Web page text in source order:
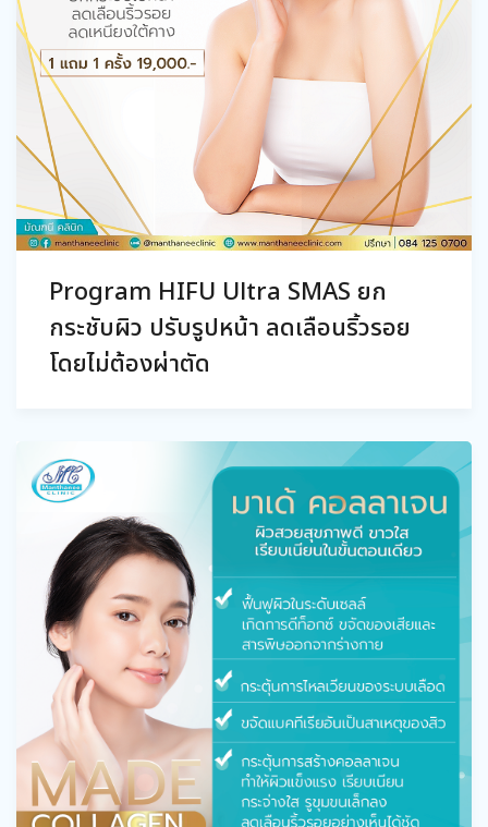
Program HIFU Ultra SMAS ยก
กระชับผิว ปรับรูปหน้า ลดเลือนริ้วรอย
โดยไม่ต้องผ่าตัด